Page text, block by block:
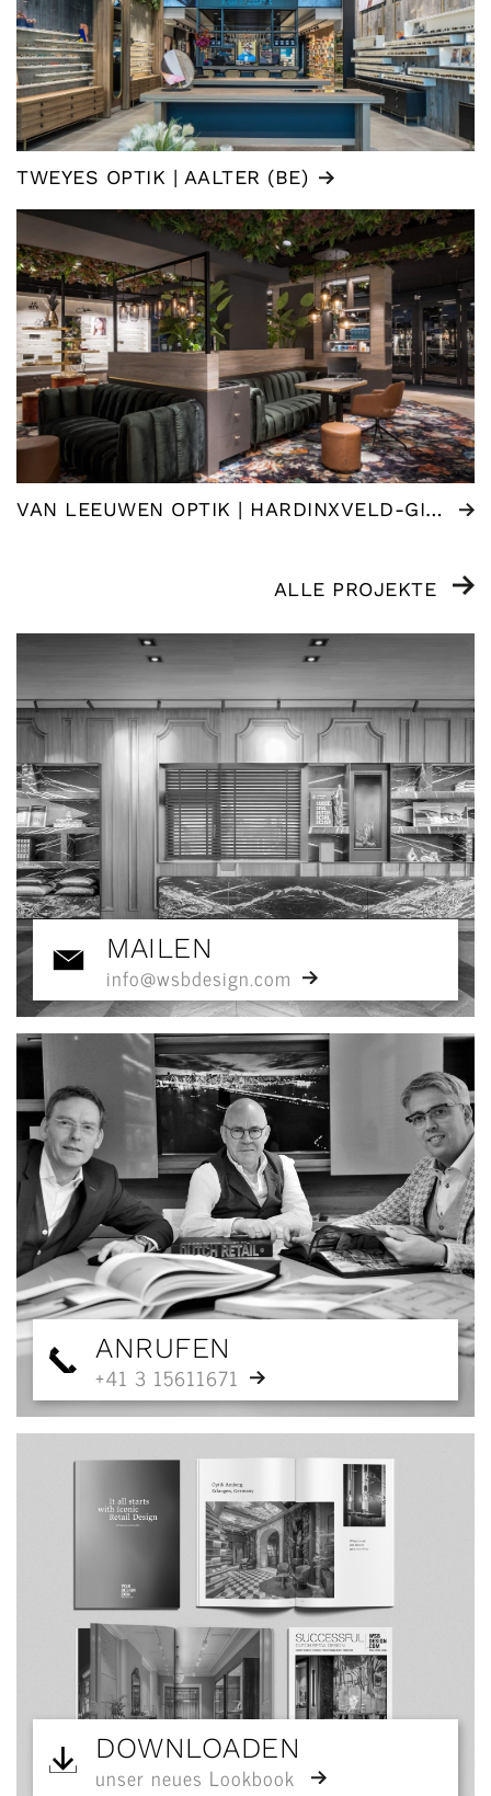
TWEYES OPTIK | AALTER (BE)
VAN LEEUWEN OPTIK | HARDINXVELD-GIESSENDAM (NL)
ALLE PROJEKTE
MAILEN
info@wsbdesign.com
ANRUFEN
+41 3 15611671
DOWNLOADEN
unser neues Lookbook